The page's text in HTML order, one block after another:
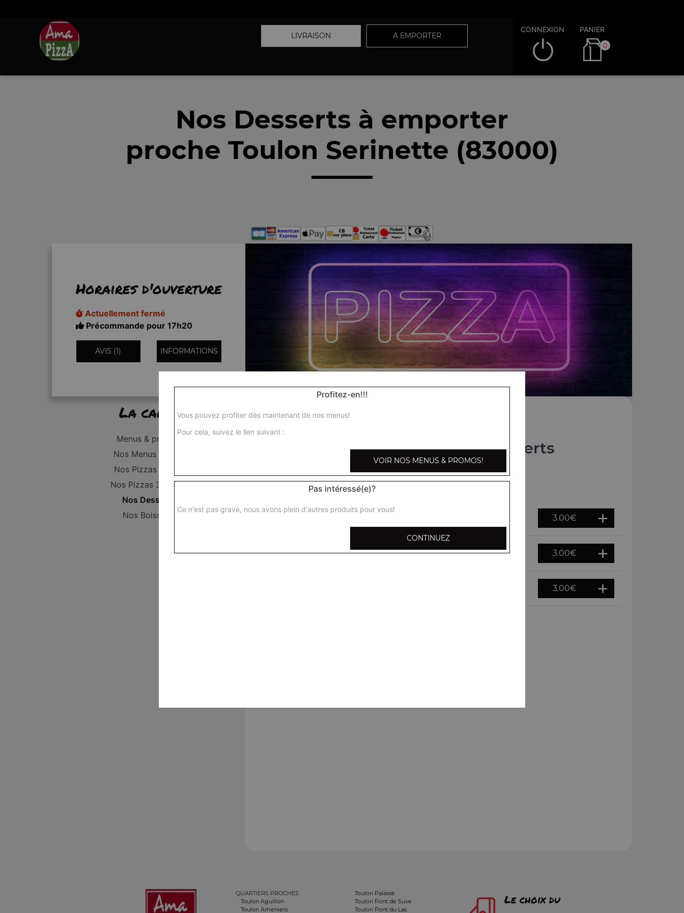
LIVRAISON A EMPORTER
CONNEXION PANIER
0
Nos Desserts à emporter
proche Toulon Serinette (83000)
Horaires d'ouverture
Actuellement fermé
Précommande pour 17h20
AVIS (1) INFORMATIONS
La carte
Menus & promos
Nos Menus Enfant
Nos Pizzas 29 cm
Nos Pizzas 34,5 cm
Nos Desserts
Nos Boissons
Nos Desserts
Barre glacée mars 3.00€
Barre glacée twix 3.00€
3.00€
QUARTIERS PROCHES
Toulon Aguillon
Toulon Ameniers
Toulon Palasse
Toulon Pont de Suve
Toulon Pont du Las
Le choix du
Profitez-en!!!
Vous pouvez profiter dès maintenant de nos menus!
Pour cela, suivez le lien suivant :
VOIR NOS MENUS & PROMOS!
Pas intéressé(e)?
Ce n'est pas grave, nous avons plein d'autres produits pour vous!
CONTINUEZ